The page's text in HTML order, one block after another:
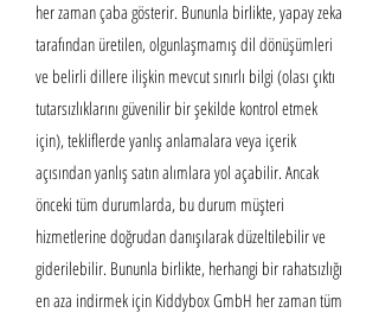
her zaman çaba gösterir. Bununla birlikte, yapay zeka
tarafından üretilen, olgunlaşmamış dil dönüşümleri
ve belirli dillere ilişkin mevcut sınırlı bilgi (olası çıktı
tutarsızlıklarını güvenilir bir şekilde kontrol etmek
için), tekliflerde yanlış anlamalara veya içerik
açısından yanlış satın alımlara yol açabilir. Ancak
önceki tüm durumlarda, bu durum müşteri
hizmetlerine doğrudan danışılarak düzeltilebilir ve
giderilebilir. Bununla birlikte, herhangi bir rahatsızlığı
en aza indirmek için Kiddybox GmbH her zaman tüm